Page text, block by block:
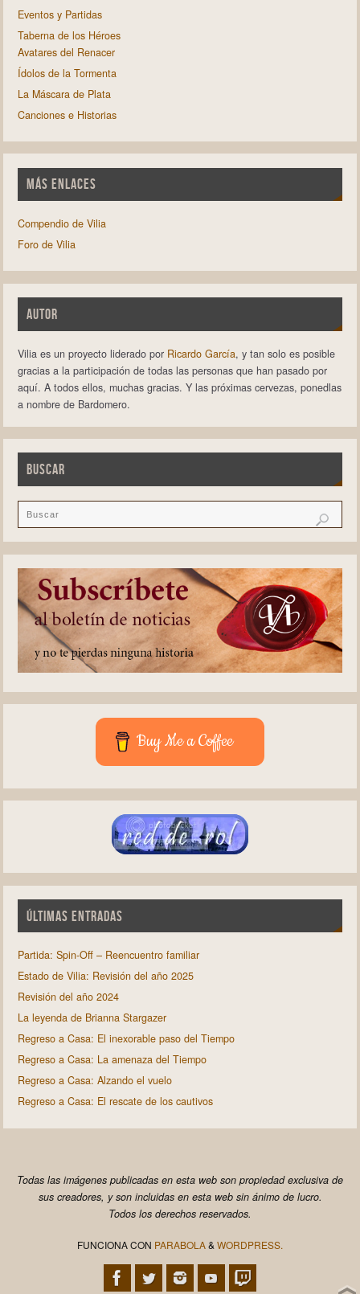
Eventos y Partidas
Taberna de los Héroes
Avatares del Renacer
Ídolos de la Tormenta
La Máscara de Plata
Canciones e Historias
MÁS ENLACES
Compendio de Vilia
Foro de Vilia
AUTOR
Vilia es un proyecto liderado por Ricardo García, y tan solo es posible
gracias a la participación de todas las personas que han pasado por
aquí. A todos ellos, muchas gracias. Y las próximas cervezas, ponedlas
a nombre de Bardomero.
BUSCAR
Buy Me a Coffee
ÚLTIMAS ENTRADAS
Partida: Spin-Off – Reencuentro familiar
Estado de Vilia: Revisión del año 2025
Revisión del año 2024
La leyenda de Brianna Stargazer
Regreso a Casa: El inexorable paso del Tiempo
Regreso a Casa: La amenaza del Tiempo
Regreso a Casa: Alzando el vuelo
Regreso a Casa: El rescate de los cautivos
Todas las imágenes publicadas en esta web son propiedad exclusiva de
sus creadores, y son incluidas en esta web sin ánimo de lucro.
Todos los derechos reservados.
FUNCIONA CON PARABOLA& WORDPRESS.